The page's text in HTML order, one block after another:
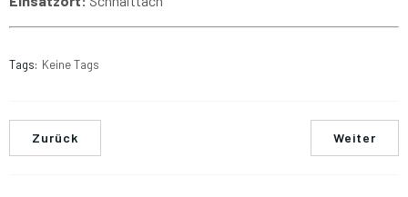
Tags: Keine Tags
Zurück Weiter